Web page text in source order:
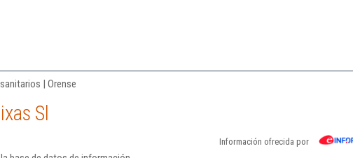
| Orense
Sl
Información ofrecida por